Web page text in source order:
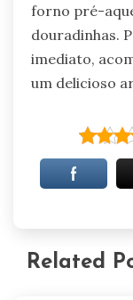
forno pré-
douradinhas.
imediato,
um delicioso
Related